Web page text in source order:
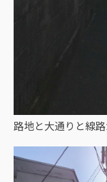
路地と大通りと線路